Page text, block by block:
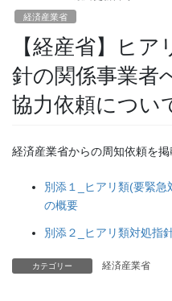
経済産業省
【経産省】ヒ
針の関係事業者
協力依頼につい
経済産業省からの周知依頼を
別添１_ヒアリ類(要緊
の概要
別添２_ヒアリ類対処指
カテゴリー 経済産業省